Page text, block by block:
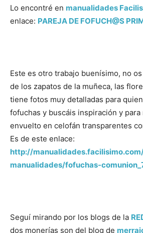
Lo encontré en manualidades
enlace: PAREJA DE FOFUCH@S
Este es otro trabajo buenísimo, no
de los zapatos de la muñeca, las
tiene fotos muy detalladas para
fofuchas y buscáis inspiración y para
envuelto en celofán transparentes
Es de este enlace:
http://
manualidades/fofuchas-
Seguí mirando por los blogs de la
dos monerías son del blog de